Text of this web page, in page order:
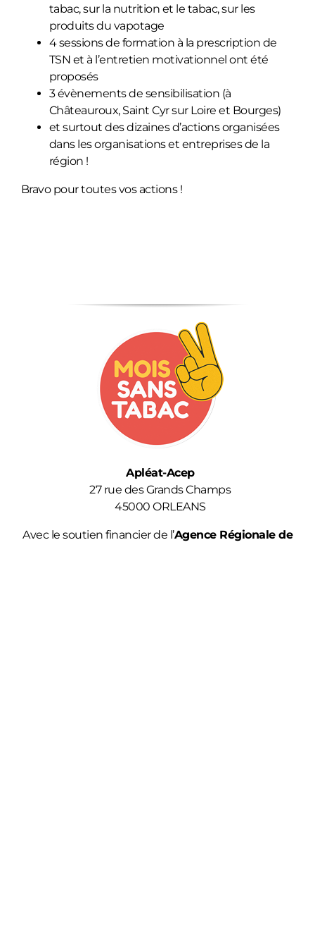
tabac, surla nutrition et le tabac,sur les
produits du vapotage
4 sessions de formation à la prescription de
TSN et à l’entretien motivationnel ont été
proposés
3 évènements de sensibilisation (à
Châteauroux, Saint Cyr sur Loire et Bourges)
et surtout des dizaines d’actions organisées
dans les organisations et entreprises de la
région !
Bravo pour toutes vos actions !
Apléat-Acep
27 rue des Grands Champs
45000 ORLEANS
Avec le soutien financier de l’Agence Régionale de